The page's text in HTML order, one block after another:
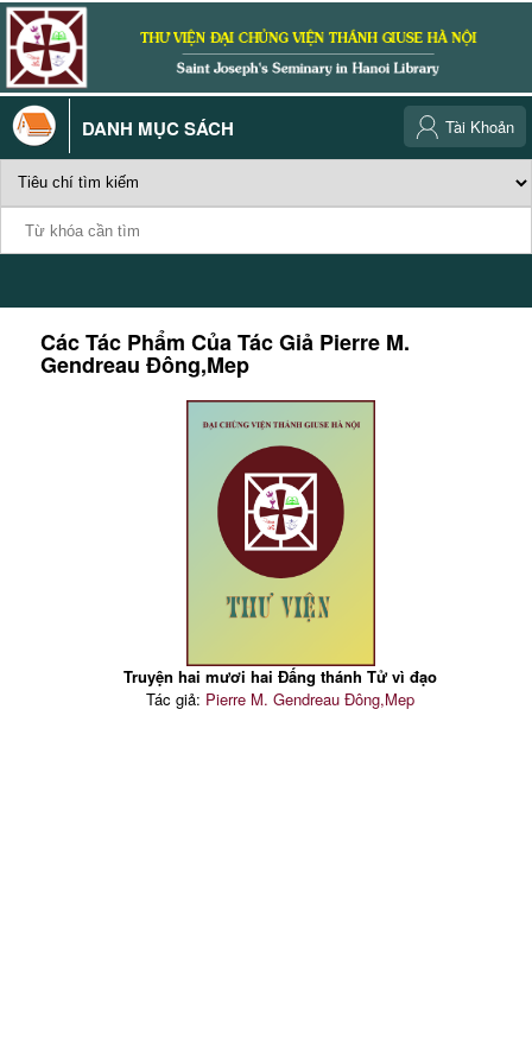
DANH MỤC SÁCH Tài Khoản
Các Tác Phẩm Của Tác Giả Pierre M.
Gendreau Đông,Mep
Truyện hai mươi hai Đấng thánh Tử vì đạo
Tác giả: Pierre M. Gendreau Đông,Mep